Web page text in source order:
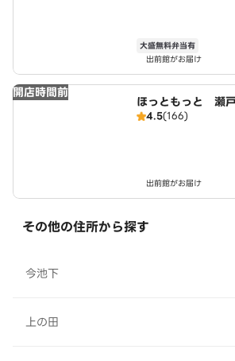
大盛無料弁当有
出前館がお届け
開店時間前
ほっともっと 瀬
4.5(166)
出前館がお届け
その他の住所から探す
今池下
上の田